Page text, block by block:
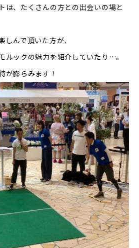
は、たくさんの方との出会いの場と
んで頂いた方が、
ルックの魅力を紹介していたり…。
が膨らみます！